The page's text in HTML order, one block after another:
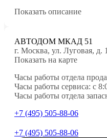
Показать описание
АВТОДОМ МКАД 51
г. Москва, ул. Луговая, д.
Показать на карте
Часы работы отдела
Часы работы сервиса: с
Часы работы отдела
+7 (495) 505-88-06
+7 (495) 505-88-06